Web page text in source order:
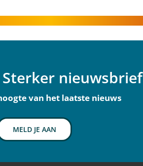
Sterker nieuwsbrief
van het laatste nieuws
MELD JE AAN